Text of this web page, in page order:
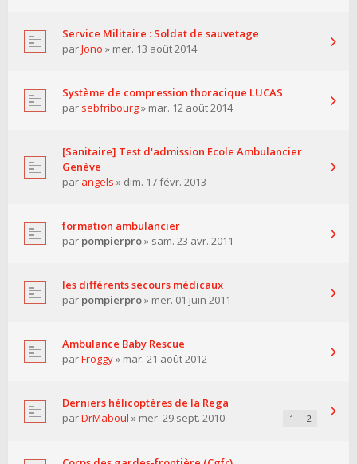
Service Militaire : Soldat de sauvetage
parJono » mer. 13 août 2014
Système de compression thoracique LUCAS
par sebfribourg» mar. 12 août 2014
[Sanitaire] Test d'admission Ecole Ambulancier
Genève
par angels » dim. 17 févr. 2013
formation ambulancier
par pompierpro» sam. 23 avr. 2011
les différents secours médicaux
par pompierpro» mer. 01 juin 2011
Ambulance Baby Rescue
parFroggy» mar. 21 août 2012
Derniers hélicoptères de la Rega
parDrMaboul » mer. 29 sept. 2010 1 2